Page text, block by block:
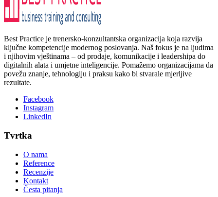
Best Practice je trenersko-konzultantska organizacija koja razvija
ključne kompetencije modernog poslovanja. Naš fokus je na ljudima
i njihovim vještinama – od prodaje, komunikacije i leadershipa do
digitalnih alata i umjetne inteligencije. Pomažemo organizacijama da
povežu znanje, tehnologiju i praksu kako bi stvarale mjerljive
rezultate.
Facebook
Instagram
LinkedIn
Tvrtka
O nama
Reference
Recenzije
Kontakt
Česta pitanja